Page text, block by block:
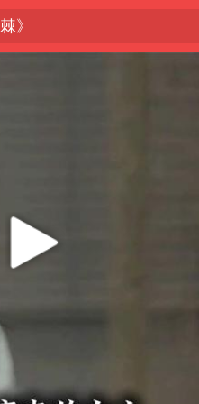
》
提示
运
环境局原局长被查
1.55万
去世
打摊主被刑拘
通报